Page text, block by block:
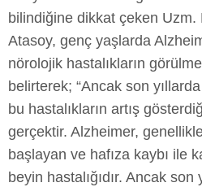
bilindiğine dikkat çeken Uzm.
Atasoy, genç yaşlarda
nörolojik hastalıkların görülme
belirterek; “Ancak son
bu hastalıkların artış
gerçektir. Alzheimer,
başlayan ve hafıza kaybı ile
beyin hastalığıdır. Ancak